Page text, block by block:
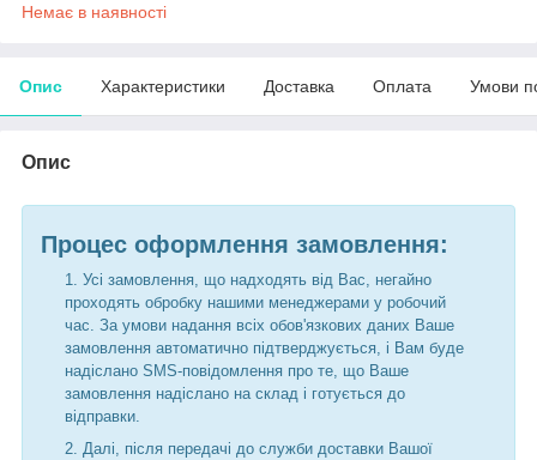
Немає в наявності
Опис Характеристики Доставка Оплата Умови
Опис
Процес оформлення замовлення:
Усі замовлення, що надходять від Вас, негайно
проходять обробку нашими менеджерами у робочий
час. За умови надання всіх обов'язкових даних Ваше
замовлення автоматично підтверджується, і Вам буде
надіслано SMS-повідомлення про те, що Ваше
замовлення надіслано на склад і готується до
відправки.
Далі, після передачі до служби доставки Вашої